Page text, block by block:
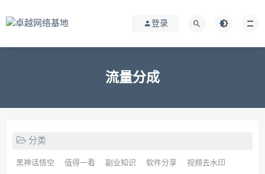
登录
流量分成
分类
黑神话悟空 值得一看 副业知识 软件分享 视频去水印